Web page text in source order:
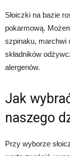
Słoiczki na bazie
pokarmową.
szpinaku, marchwi
składników
alergenów.
Jak
naszego
Przy wyborze